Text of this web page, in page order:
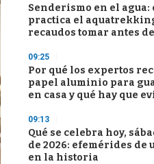
Senderismo en el agua:
practica el
recaudos tomar antes
09:25
Por qué los expertos
papel aluminio para
en casa y qué hay que
09:13
Qué se celebra hoy,
de 2026: efemérides de
en la historia